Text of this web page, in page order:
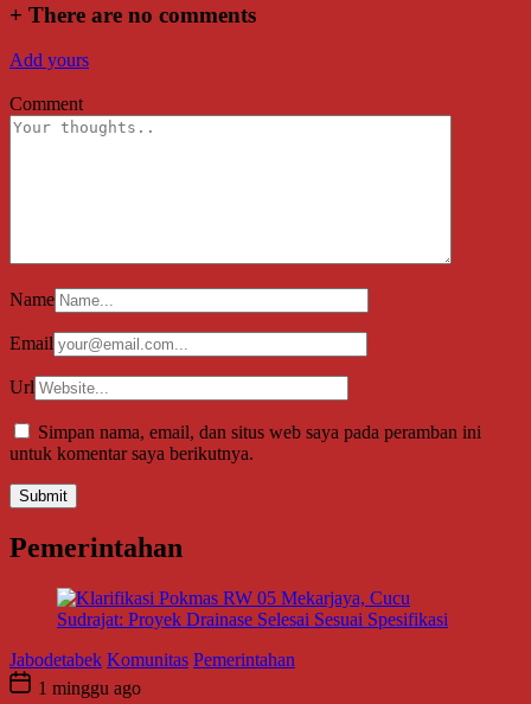
+ There are no comments
Add yours
Comment
Name
Email
Url
Simpan nama, email, dan situs web saya pada peramban ini
untuk komentar saya berikutnya.
Pemerintahan
Jabodetabek Komunitas Pemerintahan
1 minggu ago